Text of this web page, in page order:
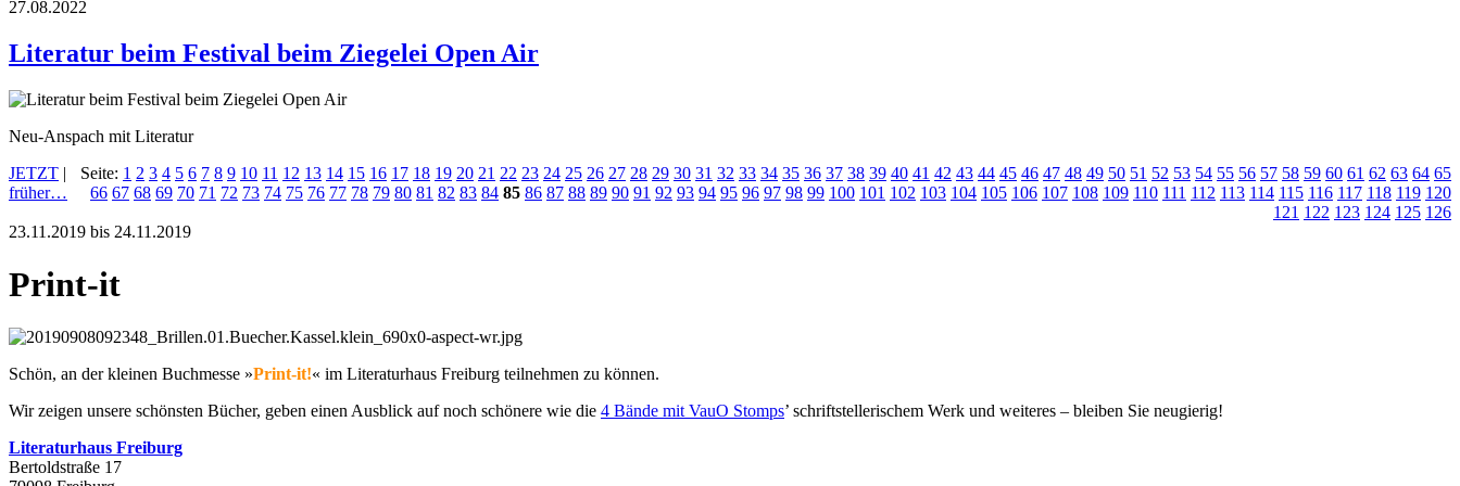
27.08.2022
Literatur beim Festival beim Ziegelei Open Air
Neu-Anspach mit Literatur
JETZT |
früher…
Seite: 1 2 3 4 5 6 7 8 9 10 11 12 13 14 15 16 17 18 19 20 21 22 23 24 25 26 27 28 29 30 31 32 33 34 35 36 37 38 39 40 41 42 43 44 45 46 47 48 49 50 51 52 53 54 55 56 57 58 59 60 61 62 63 64 65
66 67 68 69 70 71 72 73 74 75 76 77 78 79 80 81 82 83 84 85 86 87 88 89 90 91 92 93 94 95 96 97 98 99 100 101 102 103 104 105 106 107 108 109 110 111 112 113 114 115 116 117 118 119 120
121 122 123 124 125 126
23.11.2019 bis 24.11.2019
Print-it
Schön, an der kleinen Buchmesse »Print-it!« im Literaturhaus Freiburg teilnehmen zu können.
Wir zeigen unsere schönsten Bücher, geben einen Ausblick auf noch schönere wie die 4 Bände mit VauO Stomps’ schriftstellerischem Werk und weiteres – bleiben Sie neugierig!
Literaturhaus Freiburg
Bertoldstraße 17